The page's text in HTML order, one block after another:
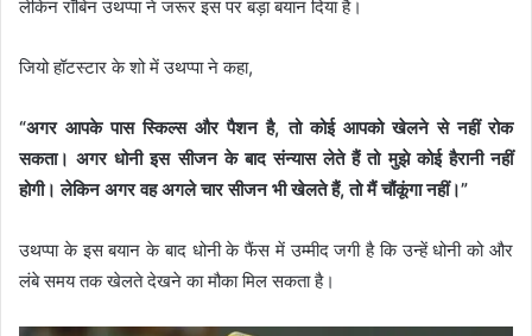
लेकिन रॉबिन उथप्पा ने जरूर इस पर बड़ा बयान दिया है।
जियो हॉटस्टार के शो में उथप्पा ने कहा,
“अगर आपके पास स्किल्स और पैशन है, तो कोई आपको खेलने से नहीं रोक
सकता। अगर धोनी इस सीजन के बाद संन्यास लेते हैं तो मुझे कोई हैरानी नहीं
होगी। लेकिन अगर वह अगले चार सीजन भी खेलते हैं, तो मैं चौंकूंगा नहीं।”
उथप्पा के इस बयान के बाद धोनी के फैंस में उम्मीद जगी है कि उन्हें धोनी को और
लंबे समय तक खेलते देखने का मौका मिल सकता है।